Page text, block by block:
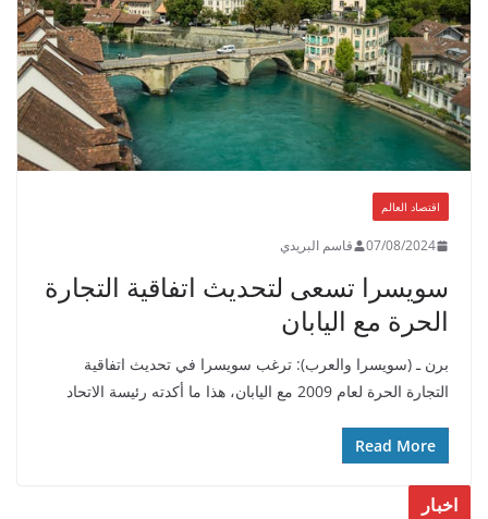
اقتصاد العالم
07/08/2024 قاسم البريدي
سويسرا تسعى لتحديث اتفاقية التجارة
الحرة مع اليابان
برن ـ (سويسرا والعرب): ترغب سويسرا في تحديث اتفاقية
التجارة الحرة لعام 2009 مع اليابان، هذا ما أكدته رئيسة الاتحاد
Read More
اخبار